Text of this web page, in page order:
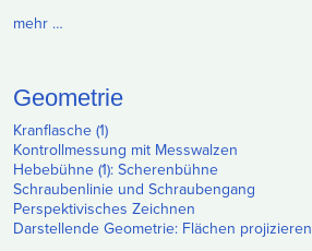
mehr …
Geometrie
Kranflasche (1)
Kontrollmessung mit Messwalzen
Hebebühne (1): Scherenbühne
Schraubenlinie und Schraubengang
Perspektivisches Zeichnen
Darstellende Geometrie: Flächen projizieren